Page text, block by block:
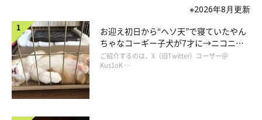
※2026年8月更新
お迎え初日から“ヘソ天”で寝ていたやん
ちゃなコーギー子犬が7才に→ニコニ
コ“コーギースマイル”が魅力のコに成
長！
ご紹介するのは、X（旧Twitter）ユーザー＠
Kus1oK …